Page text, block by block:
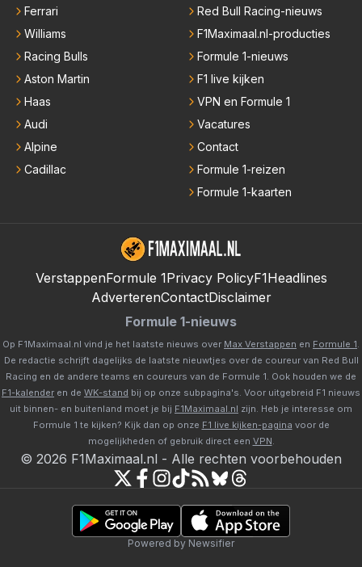
Ferrari
Williams
Racing Bulls
Aston Martin
Haas
Audi
Alpine
Cadillac
Red Bull Racing-nieuws
F1Maximaal.nl-producties
Formule 1-nieuws
F1 live kijken
VPN en Formule 1
Vacatures
Contact
Formule 1-reizen
Formule 1-kaarten
VerstappenFormule 1Privacy PolicyF1Headlines
AdverterenContactDisclaimer
Formule 1-nieuws
Op F1Maximaal.nl vind je het laatste nieuws over Max Verstappen en Formule 1
De redactie schrijft dagelijks de laatste nieuwtjes over de coureur van Red Bull
Racing en de andere teams en coureurs van de Formule 1. Ook houden we de
F1-kalender en de WK-stand bij op onze subpagina's. Voor uitgebreid F1 nieuws
uit binnen- en buitenland moet je bij F1Maximaal.nl zijn. Heb je interesse om
Formule 1 te kijken? Kijk dan op onze F1 live kijken-pagina voor de
mogelijkheden of gebruik direct een VPN
© 2026 F1Maximaal.nl - Alle rechten voorbehouden
Powered by Newsifier